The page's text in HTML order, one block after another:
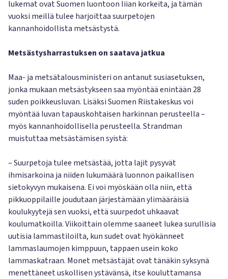
lukemat ovat Suomen luontoon liian korkeita, ja tämän
vuoksi meillä tulee harjoittaa suurpetojen
kannanhoidollista metsästystä.
Metsästysharrastuksen on saatava jatkua
Maa- ja metsätalousministeri on antanut susiasetuksen,
jonka mukaan metsästykseen saa myöntää enintään 28
suden poikkeusluvan. Lisäksi Suomen Riistakeskus voi
myöntää luvan tapauskohtaisen harkinnan perusteella –
myös kannanhoidollisella perusteella. Strandman
muistuttaa metsästämisen syistä:
– Suurpetoja tulee metsästää, jotta lajit pysyvät
ihmisarkoina ja niiden lukumäärä luonnon paikallisen
sietokyvyn mukaisena. Ei voi myöskään olla niin, että
pikkuoppilaille joudutaan järjestämään ylimääräisiä
koulukyytejä sen vuoksi, että suurpedot uhkaavat
koulumatkoilla. Viikoittain olemme saaneet lukea surullisia
uutisia lammastiloilta, kun sudet ovat hyökänneet
lammaslaumojen kimppuun, tappaen usein koko
lammaskatraan. Monet metsästäjät ovat tänäkin syksynä
menettäneet uskollisen ystävänsä, itse kouluttamansa